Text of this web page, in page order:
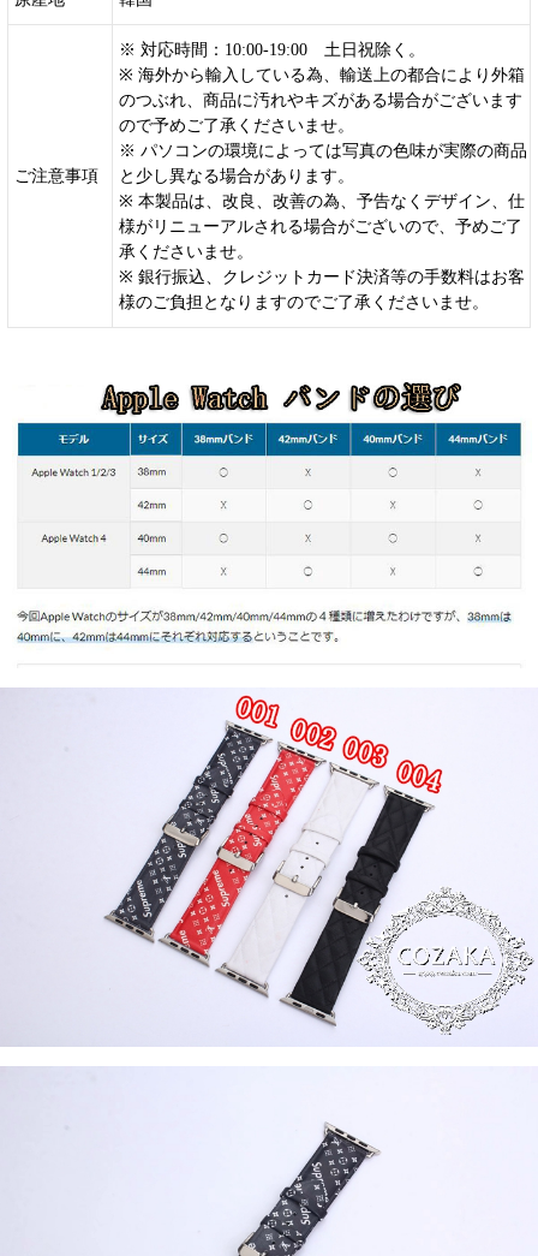
ご注意事項
※ 対応時間：10:00-19:00 土日祝除く。
※ 海外から輸入している為、輸送上の都合により外箱
のつぶれ、商品に汚れやキズがある場合がございます
ので予めご了承くださいませ。
※ パソコンの環境によっては写真の色味が実際の商品
と少し異なる場合があります。
※ 本製品は、改良、改善の為、予告なくデザイン、仕
様がリニューアルされる場合がございので、予めご了
承くださいませ。
※ 銀行振込、クレジットカード決済等の手数料はお客
様のご負担となりますのでご了承くださいませ。